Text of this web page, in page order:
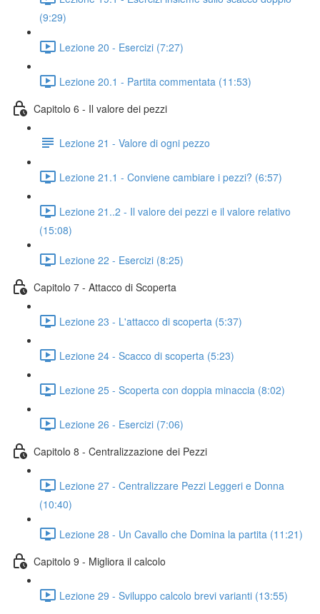
(9:29)
Lezione 20 - Esercizi (7:27)
Lezione 20.1 - Partita commentata (11:53)
Capitolo 6 - Il valore dei pezzi
Lezione 21 - Valore di ogni pezzo
Lezione 21.1 - Conviene cambiare i pezzi? (6:57)
Lezione 21..2 - Il valore dei pezzi e il valore relativo
(15:08)
Lezione 22 - Esercizi (8:25)
Capitolo 7 - Attacco di Scoperta
Lezione 23 - L'attacco di scoperta (5:37)
Lezione 24 - Scacco di scoperta (5:23)
Lezione 25 - Scoperta con doppia minaccia (8:02)
Lezione 26 - Esercizi (7:06)
Capitolo 8 - Centralizzazione dei Pezzi
Lezione 27 - Centralizzare Pezzi Leggeri e Donna
(10:40)
Lezione 28 - Un Cavallo che Domina la partita (11:21)
Capitolo 9 - Migliora il calcolo
Lezione 29 - Sviluppo calcolo brevi varianti (13:55)